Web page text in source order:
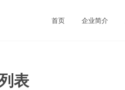
首页 企业简介
表